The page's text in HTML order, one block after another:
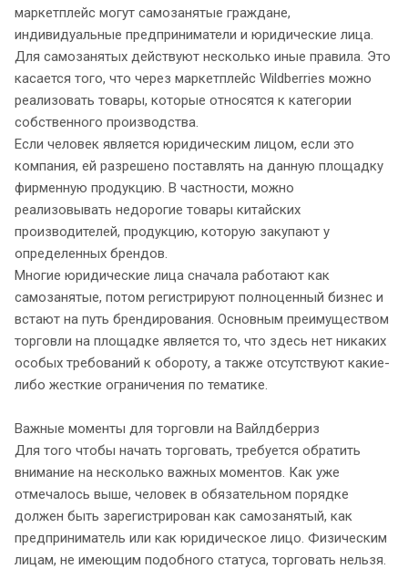
маркетплейс могут самозанятые граждане,
индивидуальные предприниматели и юридические лица.
Для самозанятых действуют несколько иные правила. Это
касается того, что через маркетплейс Wildberries можно
реализовать товары, которые относятся к категории
собственного производства.
Если человек является юридическим лицом, если это
компания, ей разрешено поставлять на данную площадку
фирменную продукцию. В частности, можно
реализовывать недорогие товары китайских
производителей, продукцию, которую закупают у
определенных брендов.
Многие юридические лица сначала работают как
самозанятые, потом регистрируют полноценный бизнес и
встают на путь брендирования. Основным преимуществом
торговли на площадке является то, что здесь нет никаких
особых требований к обороту, а также отсутствуют какие-
либо жесткие ограничения по тематике.
Важные моменты для торговли на Вайлдберриз
Для того чтобы начать торговать, требуется обратить
внимание на несколько важных моментов. Как уже
отмечалось выше, человек в обязательном порядке
должен быть зарегистрирован как самозанятый, как
предприниматель или как юридическое лицо. Физическим
лицам, не имеющим подобного статуса, торговать нельзя.